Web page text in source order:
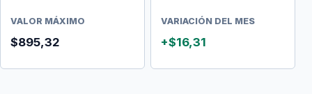
VALOR MÁXIMO
$895,32
VARIACIÓN DEL MES
+$16,31